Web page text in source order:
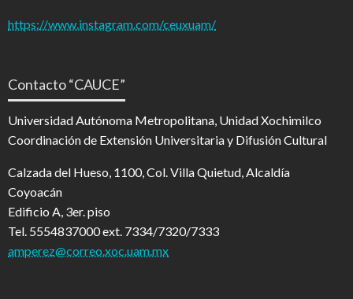
https://www.instagram.com/ceuxuam/
Contacto “CAUCE”
Universidad Autónoma Metropolitana, Unidad Xochimilco
Coordinación de Extensión Universitaria y Difusión Cultural
Calzada del Hueso, 1100, Col. Villa Quietud, Alcaldía
Coyoacán
Edificio A, 3er. piso
Tel. 5554837000 ext. 7334/7320/7333
amperez@correo.xoc.uam.mx